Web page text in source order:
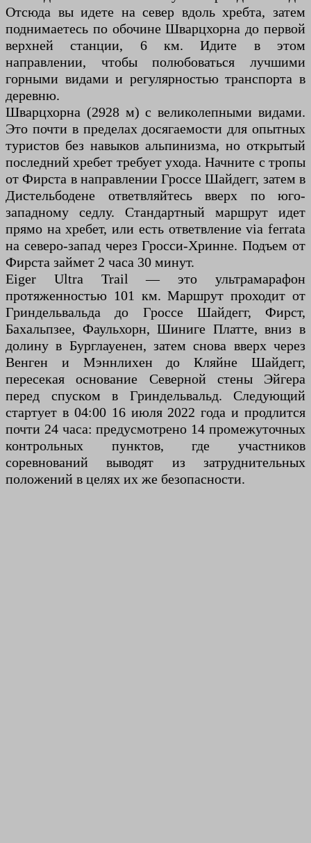
Отсюда вы идете на север вдоль хребта, затем
поднимаетесь по обочине Шварцхорна до первой
верхней станции, 6 км. Идите в этом
направлении, чтобы полюбоваться лучшими
горными видами и регулярностью транспорта в
деревню.
Шварцхорна (2928 м) с великолепными видами.
Это почти в пределах досягаемости для опытных
туристов без навыков альпинизма, но открытый
последний хребет требует ухода. Начните с тропы
от Фирста в направлении Гроссе Шайдегг, затем в
Дистельбодене ответвляйтесь вверх по юго-
западному седлу. Стандартный маршрут идет
прямо на хребет, или есть ответвление via ferrata
на северо-запад через Гросси-Хринне. Подъем от
Фирста займет 2 часа 30 минут.
Eiger Ultra Trail — это ультрамарафон
протяженностью 101 км. Маршрут проходит от
Гриндельвальда до Гроссе Шайдегг, Фирст,
Бахальпзее, Фаульхорн, Шиниге Платте, вниз в
долину в Бурглауенен, затем снова вверх через
Венген и Мэннлихен до Кляйне Шайдегг,
пересекая основание Северной стены Эйгера
перед спуском в Гриндельвальд. Следующий
стартует в 04:00 16 июля 2022 года и продлится
почти 24 часа: предусмотрено 14 промежуточных
контрольных пунктов, где участников
соревнований выводят из затруднительных
положений в целях их же безопасности.